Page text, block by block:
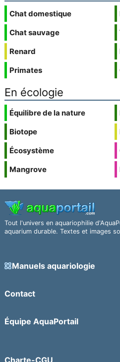
Chat domestique
Chat sauvage
Renard
Primates
En écologie
Équilibre de la nature
Biotope
Écosystème
Mangrove
Tout l'univers en aquariophilie
aquarium durable. Textes et images
Manuels aquariologie
Contact
Équipe AquaPortail